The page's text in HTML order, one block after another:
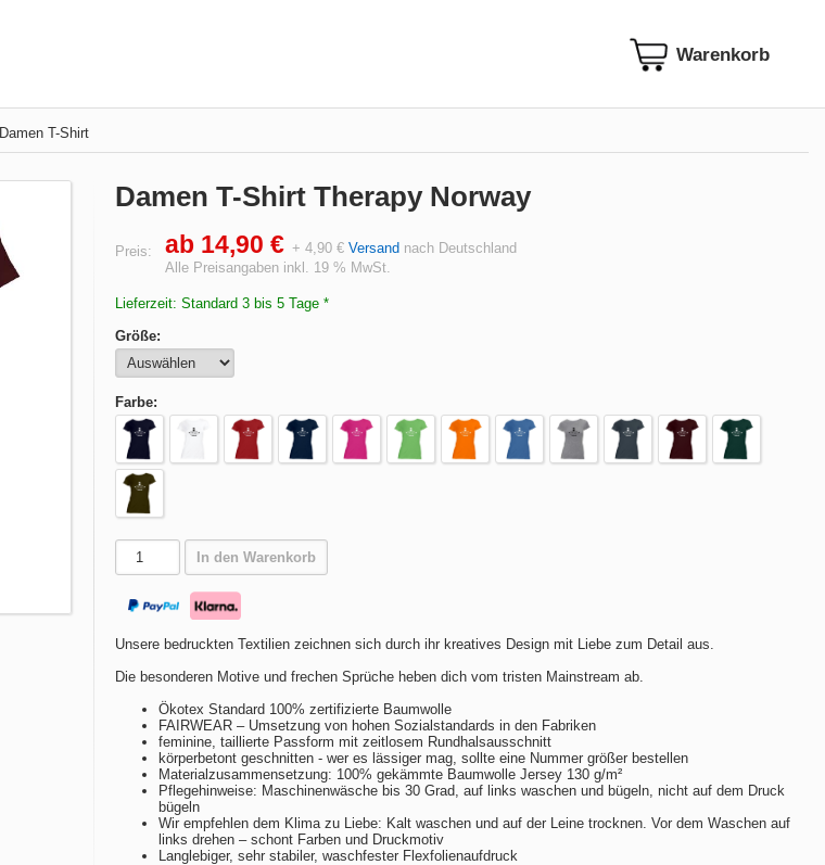
Damen T-Shirt
Damen T-Shirt Therapy Norway
Preis: ab 14,90 € + 4,90 € Versand nach Deutschland
Alle Preisangaben inkl. 19 % MwSt.
Lieferzeit: Standard 3 bis 5 Tage *
Größe:
Farbe:
In den Warenkorb
Unsere bedruckten Textilien zeichnen sich durch ihr kreatives Design mit Liebe zum Detail aus.
Die besonderen Motive und frechen Sprüche heben dich vom tristen Mainstream ab.
Ökotex Standard 100% zertifizierte Baumwolle
FAIRWEAR – Umsetzung von hohen Sozialstandards in den Fabriken
feminine, taillierte Passform mit zeitlosem Rundhalsausschnitt
körperbetont geschnitten - wer es lässiger mag, sollte eine Nummer größer bestellen
Materialzusammensetzung: 100% gekämmte Baumwolle Jersey 130 g/m²
Pflegehinweise: Maschinenwäsche bis 30 Grad, auf links waschen und bügeln, nicht auf dem Druck
bügeln
Wir empfehlen dem Klima zu Liebe: Kalt waschen und auf der Leine trocknen. Vor dem Waschen auf
links drehen – schont Farben und Druckmotiv
Langlebiger, sehr stabiler, waschfester Flexfolienaufdruck